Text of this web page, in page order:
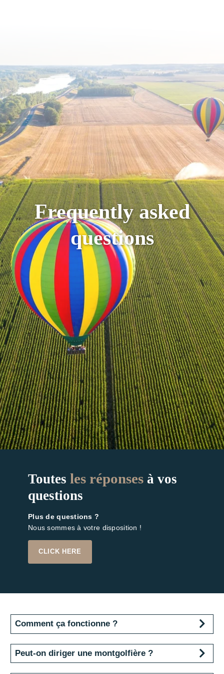
Frequently asked
questions
Toutes les réponses à vos
questions
Plus de questions ?
Nous sommes à votre disposition !
CLICK HERE
Comment ça fonctionne ?
L'air contenu dans l'enveloppe de la
montgolfière est réchauffé par le bruleur.
Peut-on diriger une montgolfière ?